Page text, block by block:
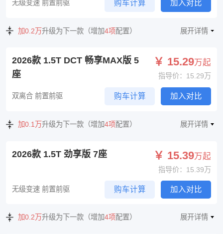
无级变速 前置前驱 购车计算 加入对比
加0.2万升级为下一款（增加4项配置） 展开详情
2026款 1.5T DCT 畅享MAX版 5
座
￥ 15.29万起
指导价：15.29万
双离合 前置前驱 购车计算 加入对比
加0.1万升级为下一款（增加4项配置） 展开详情
2026款 1.5T 劲享版 7座 ￥ 15.39万起
指导价：15.39万
无级变速 前置前驱 购车计算 加入对比
加0.2万升级为下一款（增加4项配置） 展开详情